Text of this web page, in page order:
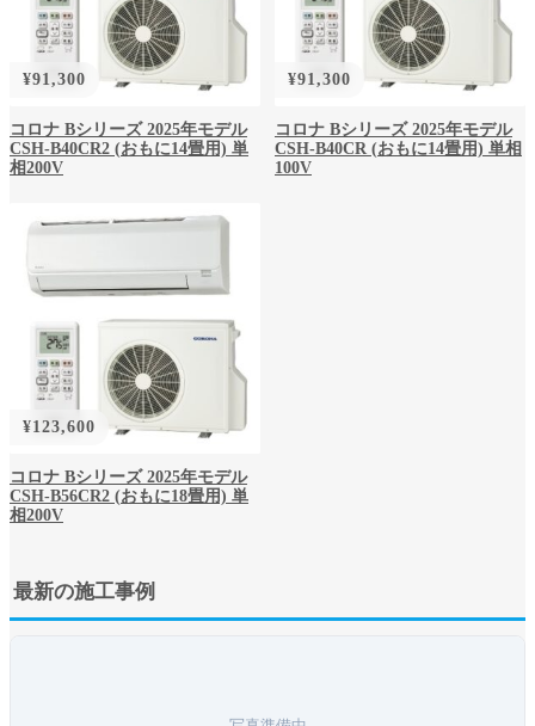
¥91,300
コロナ Bシリーズ 2025年モデル
CSH-B40CR2 (おもに14畳用) 単
相200V
¥91,300
コロナ Bシリーズ 2025年モデル
CSH-B40CR (おもに14畳用) 単相
100V
¥123,600
コロナ Bシリーズ 2025年モデル
CSH-B56CR2 (おもに18畳用) 単
相200V
最新の施工事例